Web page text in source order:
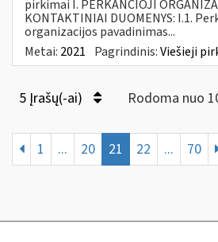
pirkimai I. PERKANČIOJI
KONTAKTINIAI DUOMENYS: I.1.
organizacijos pavadinimas...
Metai: 2021 Pagrindinis:Viešieji
5 Įrašų(-ai) Rodoma nuo
1 ... 20 21 22 ... 70